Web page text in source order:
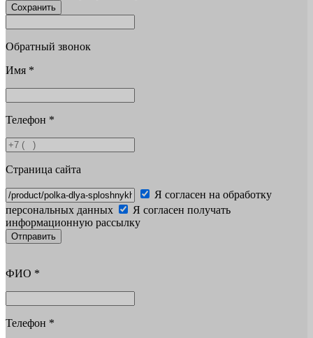
Сохранить
Обратный звонок
Имя *
Телефон *
Страница сайта
Я согласен на обработку
персональных данных
Я согласен получать
информационную рассылку
Отправить
ФИО *
Телефон *